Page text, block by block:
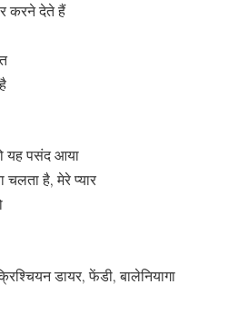
करने देते हैं
यह पसंद आया
है, मेरे प्यार
डायर, फेंडी, बालेनियागा